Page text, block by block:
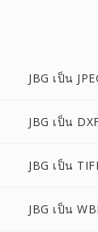
JBG เป็น
JBG เป็น
JBG เป็น
JBG เป็น